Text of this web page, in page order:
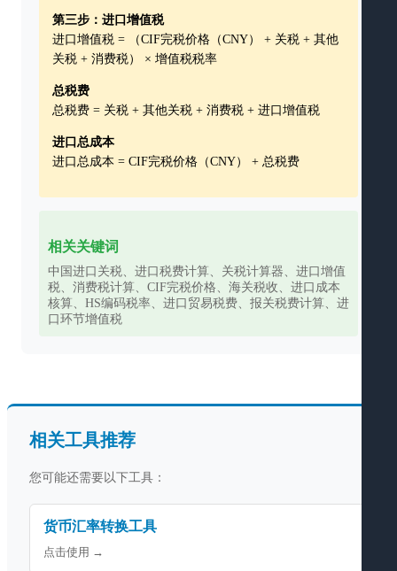
第三步：进口增值税
进口增值税 = （CIF完税价格（CNY） + 关税 + 其他
关税 + 消费税） × 增值税税率
总税费
总税费 = 关税 + 其他关税 + 消费税 + 进口增值税
进口总成本
进口总成本 = CIF完税价格（CNY） + 总税费
相关关键词
中国进口关税、进口税费计算、关税计算器、进口增值
税、消费税计算、CIF完税价格、海关税收、进口成本
核算、HS编码税率、进口贸易税费、报关税费计算、进
口环节增值税
相关工具推荐
您可能还需要以下工具：
货币汇率转换工具
点击使用 →